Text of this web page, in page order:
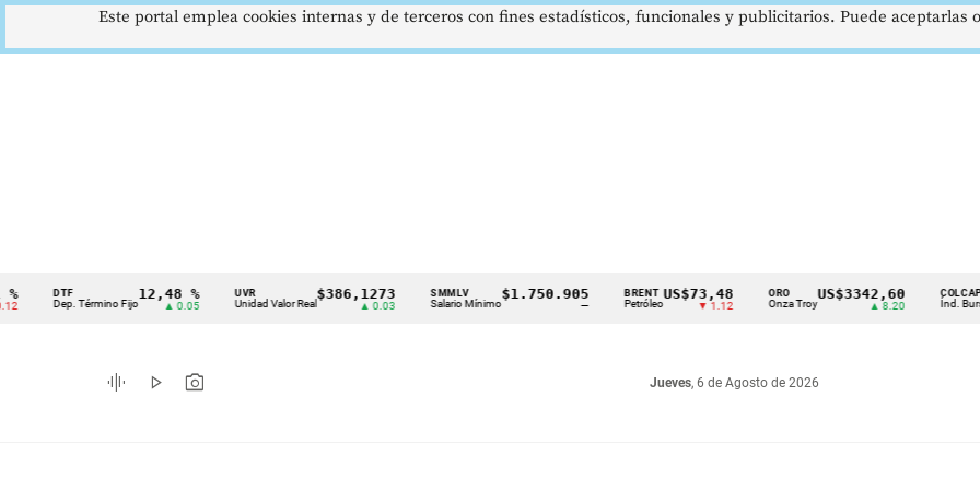
Cintillo
indicadores
económicos
DTF
Dep. Término Fijo
12,48 %
▲ 0.05
UVR
Unidad Valor Real
$386,1273 SMMLV
Salario Mínimo
$1.750.905 BRENT
Petróleo
US$73,48
▼ 1.12
ORO
Onza Troy
US$3342,60 COLCAP
Índ. Bursátil
graphic_eq play_arrow photo_camera Jueves, 6 de Agosto de 2026
Este portal emplea cookies internas y de terceros con fines estadísticos, funcionales y publicitarios. Puede aceptarlas